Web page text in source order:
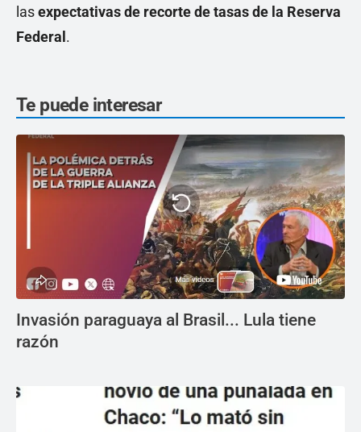
lasexpectativas de recorte de tasas de la Reserva
Federal .
Te puede interesar
Invasión paraguaya al Brasil... Lula tiene
razón